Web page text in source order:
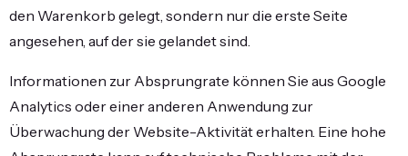
den Warenkorb gelegt, sondern nur die erste Seite
angesehen, auf der sie gelandet sind.
Informationen zur Absprungrate können Sie aus Google
Analytics oder einer anderen Anwendung zur
Überwachung der Website-Aktivität erhalten. Eine hohe